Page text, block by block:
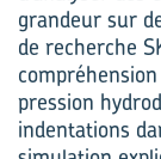
grandeur sur
de recherche
pression
indentations